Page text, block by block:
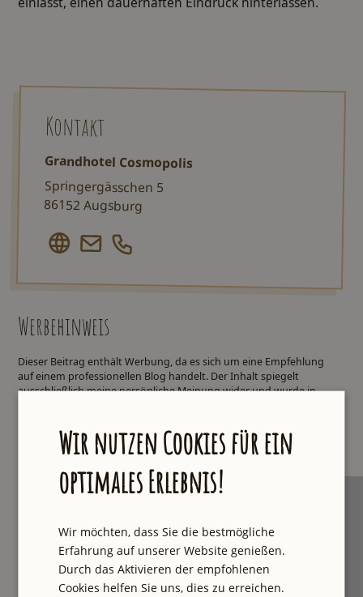
Kontakt
Grandhotel Cosmopolis
Springergässchen 5
86152 Augsburg
Werbehinweis
Dieser Beitrag enthält Werbung, da es sich um eine Empfehlung
auf einem professionellen Blog handelt. Der Inhalt spiegelt
ausschließlich meine persönliche Meinung wider und wurde in
Wir nutzen Cookies für ein
optimales Erlebnis!
Wir möchten, dass Sie die bestmögliche
Erfahrung auf unserer Website genießen.
Durch das Aktivieren der empfohlenen
Cookies helfen Sie uns, dies zu erreichen.